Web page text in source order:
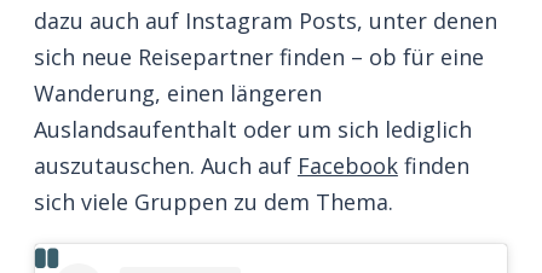
dazu auch auf Instagram Posts, unter denen
sich neue Reisepartner finden – ob für eine
Wanderung, einen längeren
Auslandsaufenthalt oder um sich lediglich
auszutauschen. Auch auf Facebookfinden
sich viele Gruppen zu dem Thema.